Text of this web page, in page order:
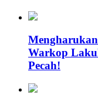
Warkop
Pecah!